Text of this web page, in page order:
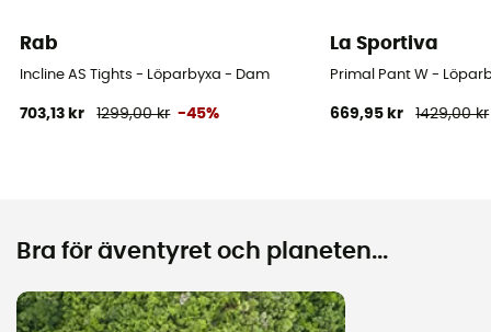
Rab
Incline AS Tights - Löparbyxa - Dam
703,13 kr 1299,00 kr -45%
La Sportiva
Primal Pant W -
669,95 kr 1429,00 kr
Bra för äventyret och planeten...